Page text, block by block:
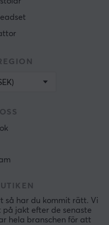
så har du kommit rätt. Vi
jakt efter de senaste
hela branschen för att